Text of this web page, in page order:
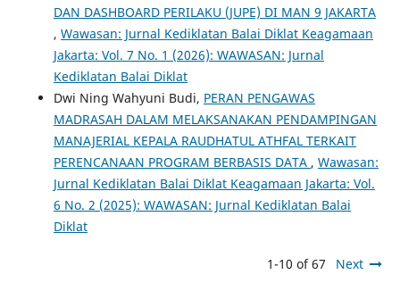
DAN DASHBOARD PERILAKU (JUPE) DI MAN 9 JAKARTA
, Wawasan: Jurnal Kediklatan Balai Diklat Keagamaan
Jakarta: Vol. 7 No. 1 (2026): WAWASAN: Jurnal
Kediklatan Balai Diklat
Dwi Ning Wahyuni Budi, PERAN PENGAWAS
MADRASAH DALAM MELAKSANAKAN PENDAMPINGAN
MANAJERIAL KEPALA RAUDHATUL ATHFAL TERKAIT
PERENCANAAN PROGRAM BERBASIS DATA , Wawasan:
Jurnal Kediklatan Balai Diklat Keagamaan Jakarta: Vol.
6 No. 2 (2025): WAWASAN: Jurnal Kediklatan Balai
Diklat
1-10 of 67 Next